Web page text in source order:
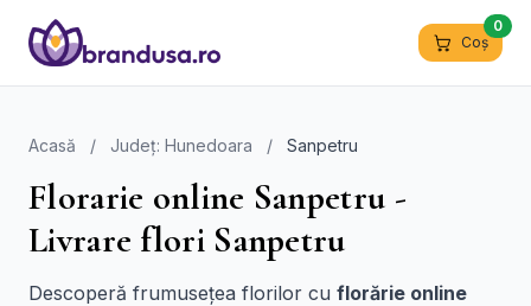
Coș
0
Acasă / Județ: Hunedoara / Sanpetru
Florarie online Sanpetru -
Livrare flori Sanpetru
Descoperă frumusețea florilor cu florărie online